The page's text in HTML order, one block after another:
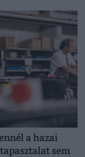
a hazai
sem